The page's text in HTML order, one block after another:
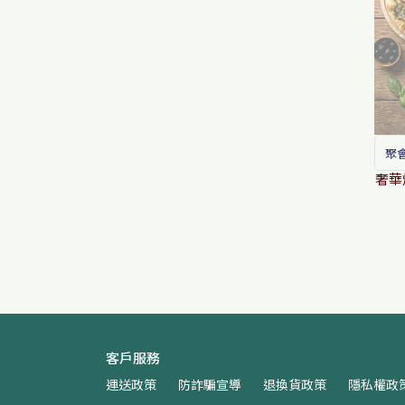
聚
奢
客戶服務
運送政策 防詐騙宣導 退換貨政策 隱私權政